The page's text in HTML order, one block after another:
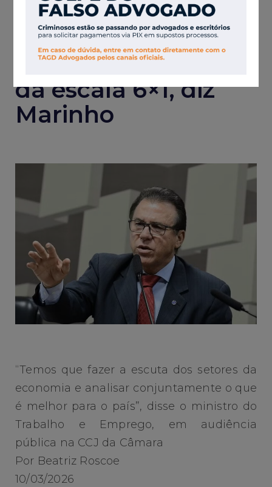
Governo quer
dialogar com setor
privado sobre o fim
da escala 6×1, diz
Marinho
“Temos que fazer a escuta dos setores da
economia e analisar conjuntamente o que
é melhor para o país”, disse o ministro do
Trabalho e Emprego, em audiência
pública na CCJ da Câmara
Por Beatriz Roscoe
10/03/2026